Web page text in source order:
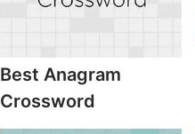
Best Anagram
Crossword